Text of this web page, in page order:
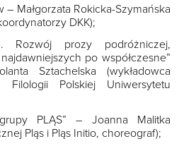
Małgorzata Rokicka-Szymańska
DKK);
Rozwój prozy podróżniczej,
po współczesne”
Sztachelska (wykładowca
Filologii Polskiej Uniwersytetu
PLĄS” – Joanna Malitka
Pląs i Pląs Initio, choreograf);